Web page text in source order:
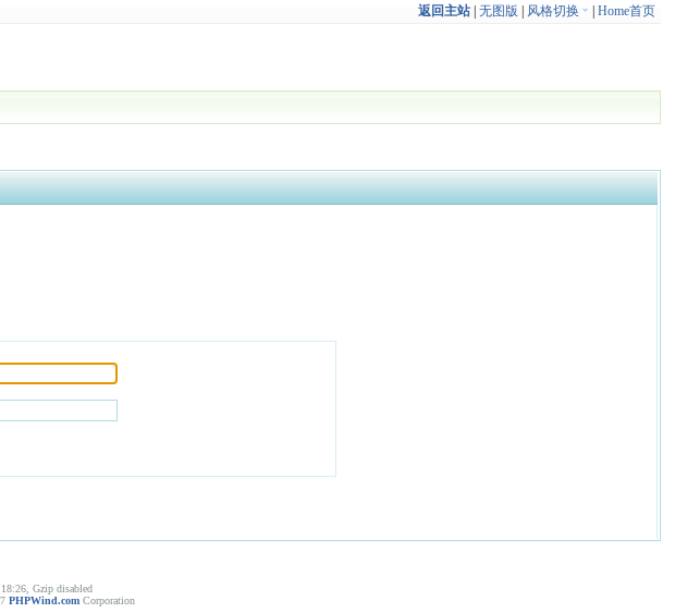
返回主站| 无图版 风格切换 Home首页
Gzip disabled
PHPWind.com Corporation